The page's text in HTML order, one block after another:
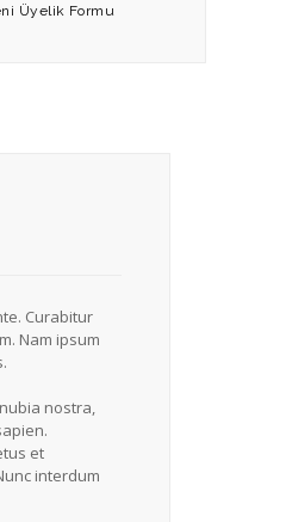
Üyelik Formu
Curabitur
Nam ipsum
nostra,
et
interdum